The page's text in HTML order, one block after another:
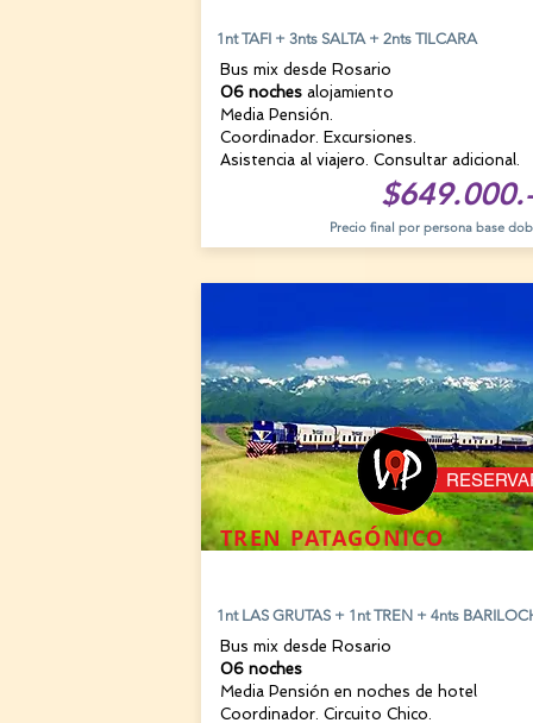
1nt TAFI + 3nts SALTA + 2nts TILCARA
Bus mix desde Rosario
06 noches alojamiento
Media Pensión.
Coordinador. Excursiones.
Asistencia al viajero. Consultar adicional.
$649.000.-
Precio final por persona base
TREN PATAGÓNICO
1nt LAS GRUTAS + 1nt TREN + 4nts
Bus mix desde Rosario
06 noches
Media Pensión en noches de hotel
Coordinador. Circuito Chico.